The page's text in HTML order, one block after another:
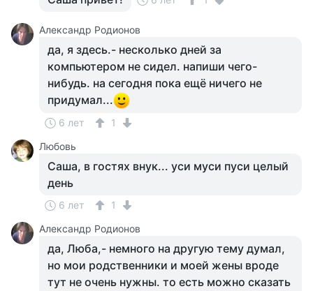
Александр Родионов
да, я здесь.- несколько дней за
компьютером не сидел. напиши чего-
нибудь. на сегодня пока ещё ничего не
придумал...
6 лет
1
Любовь
Саша, в гостях внук... уси муси пуси целый
день
6 лет
1
Александр Родионов
да, Люба,- немного на другую тему думал,
но мои родственники и моей жены вроде
тут не очень нужны. то есть можно сказать